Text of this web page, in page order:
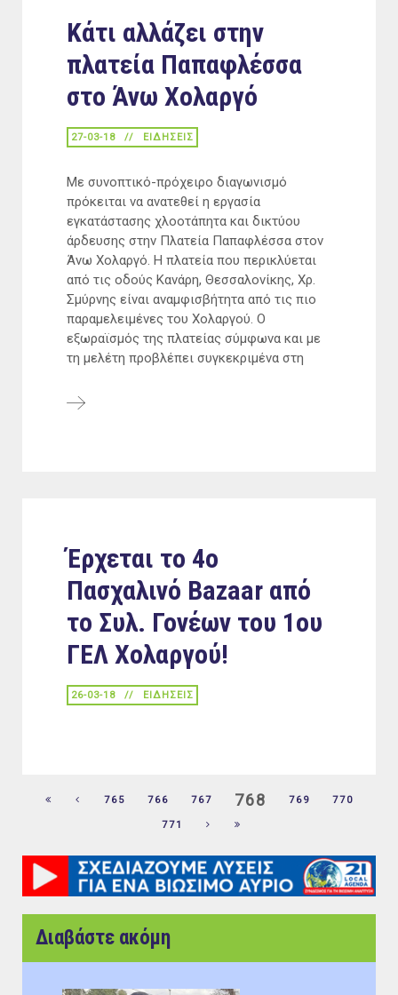
Κάτι αλλάζει στην
πλατεία Παπαφλέσσα
στο Άνω Χολαργό
27-03-18 ΕΙΔΉΣΕΙΣ
Με συνοπτικό-πρόχειρο διαγωνισμό
πρόκειται να ανατεθεί η εργασία
εγκατάστασης χλοοτάπητα και δικτύου
άρδευσης στην Πλατεία Παπαφλέσσα στον
Άνω Χολαργό. Η πλατεία που περικλύεται
από τις οδούς Κανάρη, Θεσσαλονίκης, Χρ.
Σμύρνης είναι αναμφισβήτητα από τις πιο
παραμελειμένες του Χολαργού. Ο
εξωραϊσμός της πλατείας σύμφωνα και με
τη μελέτη προβλέπει συγκεκριμένα στη
Έρχεται το 4ο
Πασχαλινό Bazaar από
το Συλ. Γονέων του 1ου
ΓΕΛ Χολαργού!
26-03-18 ΕΙΔΉΣΕΙΣ
765 766 767 768 769 770
771
Διαβάστε ακόμη